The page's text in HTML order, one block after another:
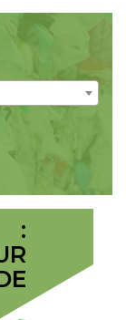
: